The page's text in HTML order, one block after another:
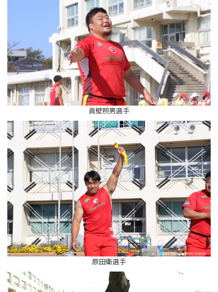
眞壁照男選手
原田衛選手